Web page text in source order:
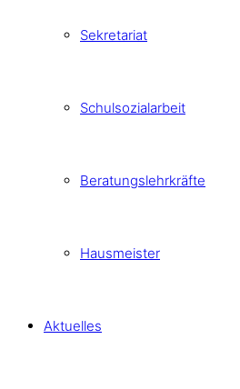
Sekretariat
Schulsozialarbeit
Beratungslehrkräfte
Hausmeister
Aktuelles